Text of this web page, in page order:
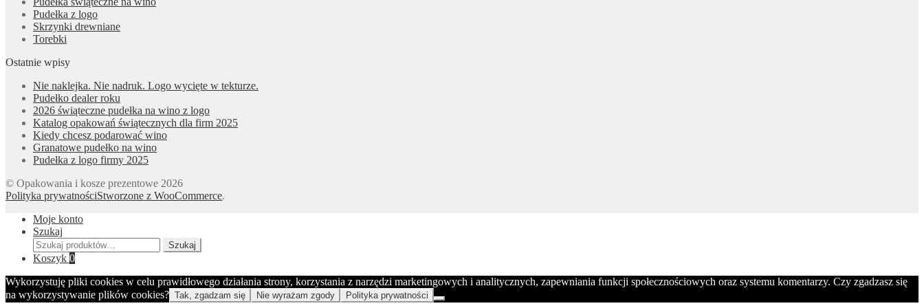
Pudełka z logo
Skrzynki drewniane
Torebki
Ostatnie wpisy
Nie naklejka. Nie nadruk. Logo wycięte w tekturze.
Pudełko dealer roku
2026 świąteczne pudełka na wino z logo
Katalog opakowań świątecznych dla firm 2025
Kiedy chcesz podarować wino
Granatowe pudełko na wino
Pudełka z logo firmy 2025
© Opakowania i kosze prezentowe 2026
Polityka prywatnościStworzone z WooCommerce.
Moje konto
Szukaj
Szukaj:
Szukaj
Koszyk 0
Wykorzystuję pliki cookies w celu prawidłowego działania strony, korzystania z narzędzi marketingowych i analitycznych, zapewniania funkcji społecznościowych oraz systemu komentarzy. Czy zgadzasz się
na wykorzystywanie plików cookies? Tak, zgadzam się Nie wyrażam zgody Polityka prywatności